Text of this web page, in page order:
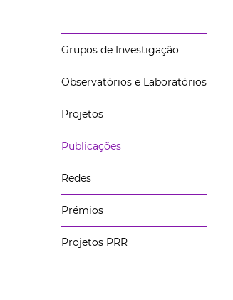
Grupos de Investigação
Observatórios e Laboratórios
Projetos
Publicações
Redes
Prémios
Projetos PRR